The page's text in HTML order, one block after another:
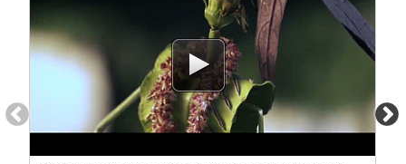
RUBRIQUES
Agenda